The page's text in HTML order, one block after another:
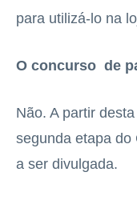
para utilizá-lo na
O concurso de
Não. A partir
segunda etapa do
a ser divulgada.